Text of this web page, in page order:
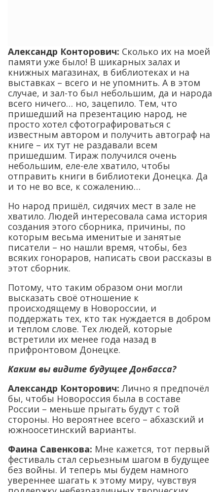
Александр Конторович: Сколько их на моей
памяти уже было! В шикарных залах и
книжных магазинах, в библиотеках и на
выставках – всего и не упомнить. А в этом
случае, и зал-то был небольшим, да и народа
всего ничего… но, зацепило. Тем, что
пришедший на презентацию народ, не
просто хотел сфотографироваться с
известным автором и получить автограф на
книге – их тут не раздавали всем
пришедшим. Тираж получился очень
небольшим, еле-еле хватило, чтобы
отправить книги в библиотеки Донецка. Да
и то не во все, к сожалению…
Но народ пришёл, сидячих мест в зале не
хватило. Людей интересовала сама история
создания этого сборника, причины, по
которым весьма именитые и занятые
писатели – но нашли время, чтобы, без
всяких гонораров, написать свои рассказы в
этот сборник.
Потому, что таким образом они могли
высказать своё отношение к
происходящему в Новороссии, и
поддержать тех, кто так нуждается в добром
и теплом слове. Тех людей, которые
встретили их менее года назад в
прифронтовом Донецке.
Каким вы видите будущее Донбасса?
Александр Конторович: Лично я предпочёл
бы, чтобы Новороссия была в составе
России – меньше прыгать будут с той
стороны. Но вероятнее всего – абхазский и
южноосетинский варианты.
Фаина Савенкова: Мне кажется, тот первый
фестиваль стал серьезным шагом в будущее
без войны. И теперь мы будем намного
увереннее шагать к этому миру, чувствуя